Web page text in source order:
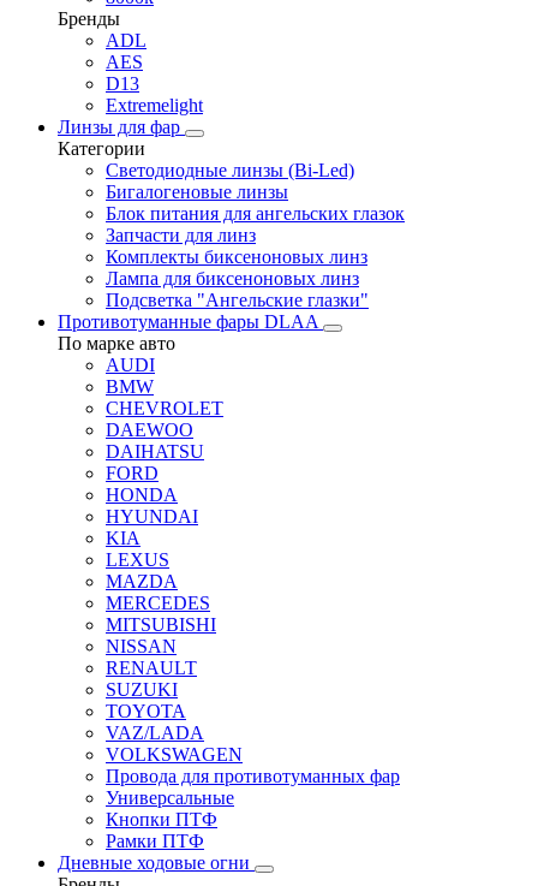
Бренды
ADL
AES
D13
Extremelight
Линзы для фар
Категории
Светодиодные линзы (Bi-Led)
Бигалогеновые линзы
Блок питания для ангельских глазок
Запчасти для линз
Комплекты биксеноновых линз
Лампа для биксеноновых линз
Подсветка "Ангельские глазки"
Противотуманные фары DLAA
По марке авто
AUDI
BMW
CHEVROLET
DAEWOO
DAIHATSU
FORD
HONDA
HYUNDAI
KIA
LEXUS
MAZDA
MERCEDES
MITSUBISHI
NISSAN
RENAULT
SUZUKI
TOYOTA
VAZ/LADA
VOLKSWAGEN
Провода для противотуманных фар
Универсальные
Кнопки ПТФ
Рамки ПТФ
Дневные ходовые огни